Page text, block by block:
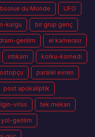
du Monde UFO
kurgu bir grup genç
gerilim el kamerası
intikam korku-komedi
paralel evren
post apokaliptik
virüs tek mekan
yol-gerilim